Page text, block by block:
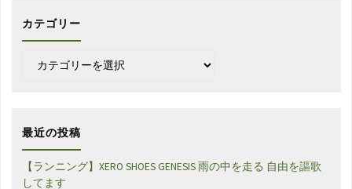
カテゴリー
最近の投稿
【ランニング】XERO SHOES GENESIS 雨の中を走る 自由を謳歌
してます